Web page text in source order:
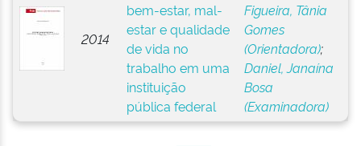
2014
bem-estar, mal-
estar e qualidade
de vida no
trabalho em uma
instituição
pública federal
Figueira, Tânia
Gomes
(Orientadora);
Daniel, Janaína
Bosa
(Examinadora)